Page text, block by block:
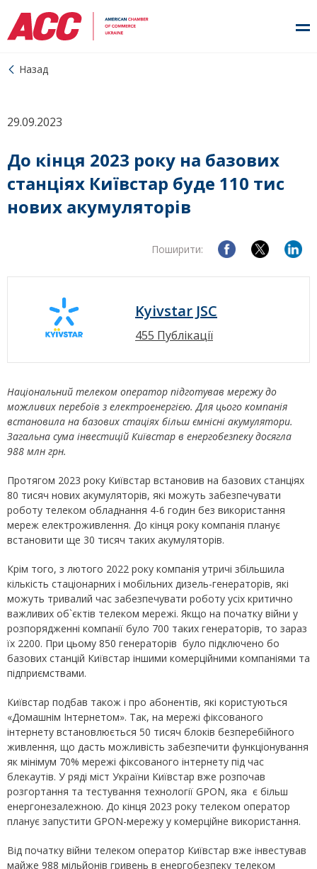
Назад
29.09.2023
До кінця 2023 року на базових
станціях Київстар буде 110 тис
нових акумуляторів
Поширити:
Kyivstar JSC
455 Публікації
Національний телеком оператор підготував мережу до
можливих перебоїв з електроенергією. Для цього компанія
встановила на базових стаціях більш ємнісні акумулятори.
Загальна сума інвестицій Київстар в енергобезпеку досягла
988 млн грн.
Протягом 2023 року Київстар встановив на базових станціях
80 тисяч нових акумуляторів, які можуть забезпечувати
роботу телеком обладнання 4-6 годин без використання
мереж електроживлення. До кінця року компанія планує
встановити ще 30 тисяч таких акумуляторів.
Крім того, з лютого 2022 року компанія утричі збільшила
кількість стаціонарних і мобільних дизель-генераторів, які
можуть тривалий час забезпечувати роботу усіх критично
важливих об`єктів телеком мережі. Якщо на початку війни у
розпорядженні компанії було 700 таких генераторів, то зараз
їх 2200. При цьому 850 генераторів було підключено бо
базових станцій Київстар іншими комерційними компаніями та
підприємствами.
Київстар подбав також і про абонентів, які користуються
«Домашнім Інтернетом». Так, на мережі фіксованого
інтернету встановлюється 50 тисяч блоків безперебійного
живлення, що дасть можливість забезпечити функціонування
як мінімум 70% мережі фіксованого інтернету під час
блекаутів. У ряді міст України Київстар вже розпочав
розгортання та тестування технології GPON, яка є більш
енергонезалежною. До кінця 2023 року телеком оператор
планує запустити GPON-мережу у комерційне використання.
Від початку війни телеком оператор Київстар вже інвестував
майже 988 мільйонів гривень в енергобезпеку телеком